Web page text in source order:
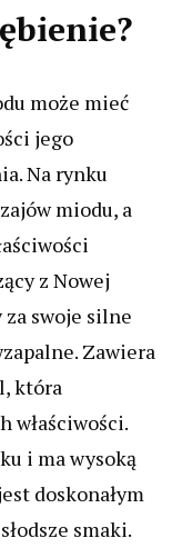
może mieć
jego
Na rynku
miodu, a
z Nowej
swoje silne
Zawiera
która
właściwości.
i ma wysoką
doskonałym
smaki.